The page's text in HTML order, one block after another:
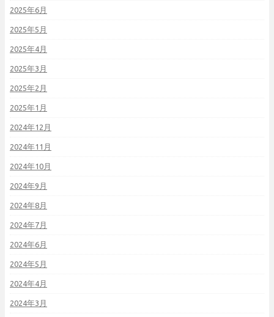
2025年6月
2025年5月
2025年4月
2025年3月
2025年2月
2025年1月
2024年12月
2024年11月
2024年10月
2024年9月
2024年8月
2024年7月
2024年6月
2024年5月
2024年4月
2024年3月